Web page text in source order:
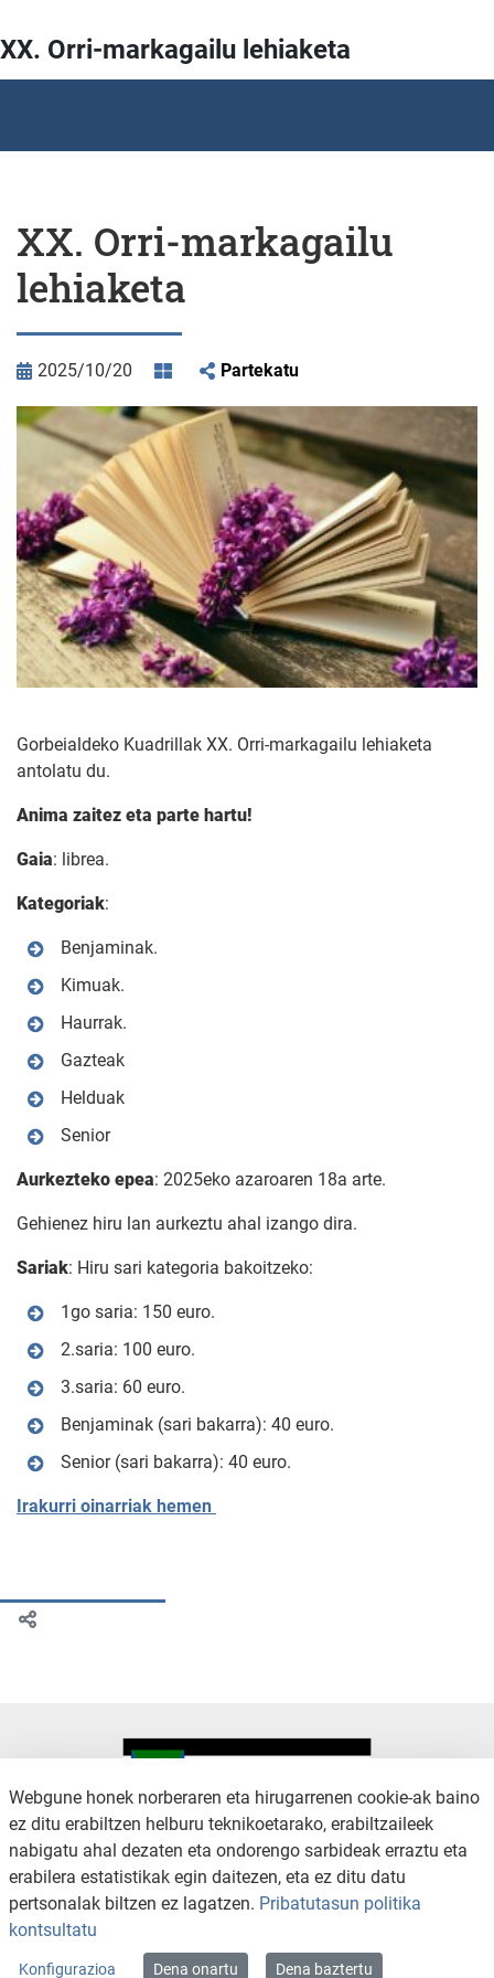
XX. Orri-markagailu lehiaketa
XX. Orri-markagailu
lehiaketa
2025/10/20 Partekatu
Gorbeialdeko Kuadrillak XX. Orri-markagailu lehiaketa
antolatu du.
Anima zaitez eta parte hartu!
Gaia: librea.
Kategoriak:
Benjaminak.
Kimuak.
Haurrak.
Gazteak
Helduak
Senior
Aurkezteko epea: 2025eko azaroaren 18a arte.
Gehienez hiru lan aurkeztu ahal izango dira.
Sariak: Hiru sari kategoria bakoitzeko:
1go saria: 150 euro.
2.saria: 100 euro.
3.saria: 60 euro.
Benjaminak (sari bakarra): 40 euro.
Senior (sari bakarra): 40 euro.
Irakurri oinarriak hemen
Webgune honek norberaren eta hirugarrenen cookie-ak baino
ez ditu erabiltzen helburu teknikoetarako, erabiltzaileek
nabigatu ahal dezaten eta ondorengo sarbideak erraztu eta
erabilera estatistikak egin daitezen, eta ez ditu datu
pertsonalak biltzen ez lagatzen. Pribatutasun politika
kontsultatu
Konfigurazioa Dena onartu Dena baztertu